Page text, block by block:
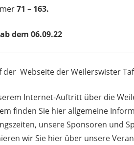
71 – 163.
dem 06.09.22
der Webseite der Weilerswister
Internet-Auftritt über die
finden Sie hierallgemeine
unsere Sponsoren und
wir Sie hier über unsere